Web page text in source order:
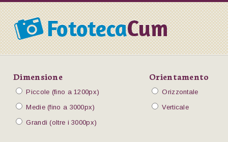
Dimensione Orientamento
Piccole (fino a 1200px)
Orizzontale
Medie (fino a 3000px)
Verticale
Grandi (oltre i 3000px)